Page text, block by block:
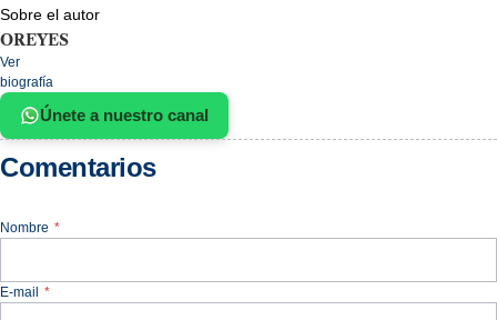
Sobre el autor
OREYES
Ver
biografía
Únete a nuestro canal
Comentarios
Nombre *
E-mail *